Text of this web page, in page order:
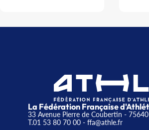
La Fédération Française
33 Avenue Pierre de Coubertin -
T.01 53 80 70 00- ffa@athle.fr